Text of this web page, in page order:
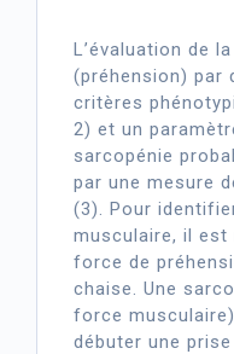
L’évaluation de
(préhension) par
critères
2) et un
sarcopénie
par une mesure
(3). Pour
musculaire, il est
force de
chaise. Une
force
débuter une